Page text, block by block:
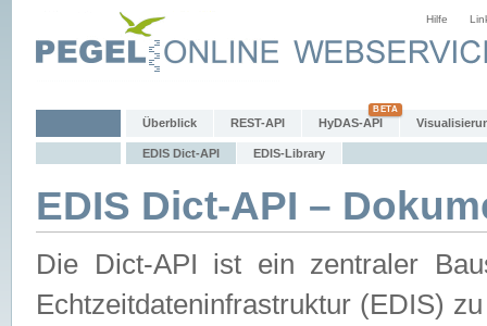
Hilfe
Überblick REST-API HyDAS-API
EDIS Dict-API EDIS-Library
EDIS Dict-API –
Die Dict-API ist ein zentraler
Echtzeitdateninfrastruktur (EDIS)